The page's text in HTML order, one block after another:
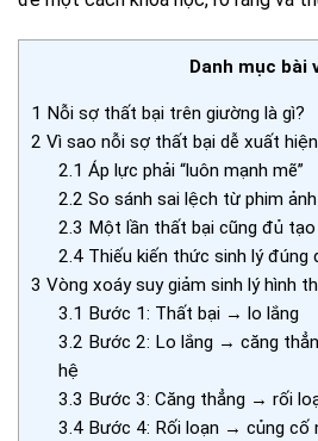
Danh mục bài
1 Nỗi sợ thất bại trên giường là gì?
2 Vì sao nỗi sợ thất bại dễ xuất
2.1 Áp lực phải “luôn mạnh mẽ”
2.2 So sánh sai lệch từ phim
2.3 Một lần thất bại cũng đủ
2.4Thiếu kiến thức sinh lý đúng
3 Vòng xoáy suy giảm sinh lý hình
3.1 Bước 1: Thất bại → lo lắng
3.2 Bước 2: Lo lắng → căng
hệ
3.3 Bước 3: Căng thẳng → rối
3.4Bước 4: Rối loạn → củng cố